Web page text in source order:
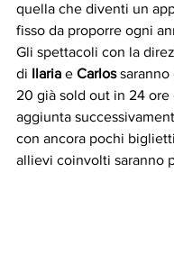
quella che diventi un
fisso da proporre ogni
Gli spettacoli con la
di Ilaria e Carlos saranno
20 già sold out in 24 ore
aggiunta
con ancora pochi
allievi coinvolti saranno